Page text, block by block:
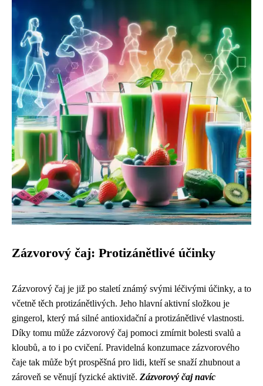
Zázvorový čaj: Protizánětlivé účinky
Zázvorový čaj je již po staletí známý svými léčivými účinky, a to
včetně těch protizánětlivých. Jeho hlavní aktivní složkou je
gingerol, který má silné antioxidační a protizánětlivé vlastnosti.
Díky tomu může zázvorový čaj pomoci zmírnit bolesti svalů a
kloubů, a to i po cvičení. Pravidelná konzumace zázvorového
čaje tak může být prospěšná pro lidi, kteří se snaží zhubnout a
zároveň se věnují fyzické aktivitě. Zázvorový čaj navíc